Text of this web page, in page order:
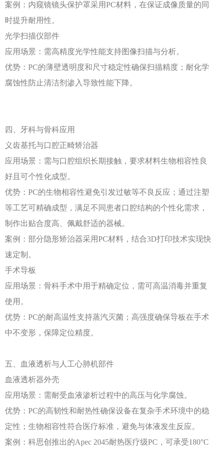
案例：内窥镜镜头保护罩采用PC材料，在保证成像质量的同
时提升耐用性。
光学扫描仪部件
应用场景：需高精度光学性能支持图像扫描与分析。
优势： PC的薄壁透明度和尺寸稳定性确保扫描精度；耐化学
腐蚀性防止清洁剂渗入导致性能下降。
四、牙科与骨科应用
义齿基托与口腔正畸矫治器
应用场景：需与口腔组织长期接触，要求材料生物相容性良
好且可个性化成型。
优势： PC的生物相容性避免引发过敏等不良反应；通过注塑
等工艺可精确成型，满足不同患者口腔结构的个性化需求，
制作出贴合度高、佩戴舒适的器械。
案例：部分隐形矫治器采用PC材料，结合3D打印技术实现快
速定制。
手术导板
应用场景：骨科手术中用于精确定位，需可高温消毒并重复
使用。
优势： PC的耐高温性支持蒸汽灭菌；高强度确保导板在手术
中不变形，保障定位精度。
五、血液透析与人工心肺机部件
血液透析器外壳
应用场景：需耐受血液渗析过程中的高压与化学腐蚀。
优势： PC的高韧性和耐热性确保设备在复杂手术环境中的稳
定性；生物相容性符合医疗标准，避免与体液发生反应。
案例：科思创推出的Apec 2045耐热医疗级PC，可承受180°C